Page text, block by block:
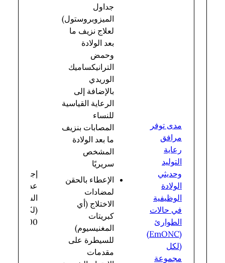
مدى توفر
مرافق
رعاية
التوليد
وحديثي
الولادة
الوظيفية
في حالات
الطوارئ
(EmONC)
(لكل
مجموعة
جداول
الميزوبروستول)
لعلاج نزيف ما
بعد الولادة
وحمض
الترانيكساميك
الوريدي
بالإضافة إلى
الرعاية القياسية
للنساء
المصابات بنزيف
ما بعد الولادة
المشخص
سريريًا
الإعطاء بالحقن
لمضادات
الاختلاج (أي
كبريتات
المغنيسيوم)
للسيطرة على
مقدمات
إجمالي
عدد
السكان
(لكل
500000)